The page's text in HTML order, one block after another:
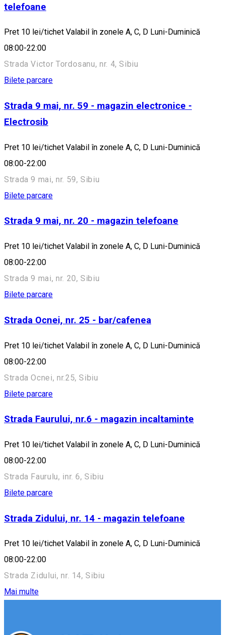
telefoane
Pret 10 lei/tichet Valabil în zonele A, C, D Luni-Duminică
08:00-22:00
Strada Victor Tordosanu, nr. 4, Sibiu
Bilete parcare
Strada 9 mai, nr. 59 - magazin electronice -
Electrosib
Pret 10 lei/tichet Valabil în zonele A, C, D Luni-Duminică
08:00-22:00
Strada 9 mai, nr. 59, Sibiu
Bilete parcare
Strada 9 mai, nr. 20 - magazin telefoane
Pret 10 lei/tichet Valabil în zonele A, C, D Luni-Duminică
08:00-22:00
Strada 9 mai, nr. 20, Sibiu
Bilete parcare
Strada Ocnei, nr. 25 - bar/cafenea
Pret 10 lei/tichet Valabil în zonele A, C, D Luni-Duminică
08:00-22:00
Strada Ocnei, nr.25, Sibiu
Bilete parcare
Strada Faurului, nr.6 - magazin incaltaminte
Pret 10 lei/tichet Valabil în zonele A, C, D Luni-Duminică
08:00-22:00
Strada Faurulu, inr. 6, Sibiu
Bilete parcare
Strada Zidului, nr. 14 - magazin telefoane
Pret 10 lei/tichet Valabil în zonele A, C, D Luni-Duminică
08:00-22:00
Strada Zidului, nr. 14, Sibiu
Mai multe